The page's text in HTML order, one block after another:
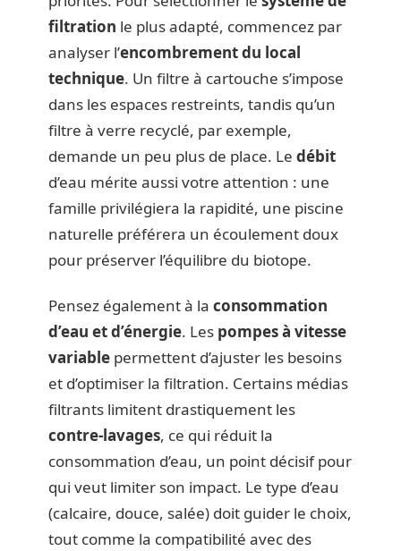
filtration le plus adapté, commencez par
analyser l’encombrement du local
technique. Un filtre à cartouche s’impose
dans les espaces restreints, tandis qu’un
filtre à verre recyclé, par exemple,
demande un peu plus de place. Le débit
d’eau mérite aussi votre attention : une
famille privilégiera la rapidité, une piscine
naturelle préférera un écoulement doux
pour préserver l’équilibre du biotope.
Pensez également à la consommation
d’eau et d’énergie. Les pompes à vitesse
variable permettent d’ajuster les besoins
et d’optimiser la filtration. Certains médias
filtrants limitent drastiquement les
contre-lavages, ce qui réduit la
consommation d’eau, un point décisif pour
qui veut limiter son impact. Le type d’eau
(calcaire, douce, salée) doit guider le choix,
tout comme la compatibilité avec des